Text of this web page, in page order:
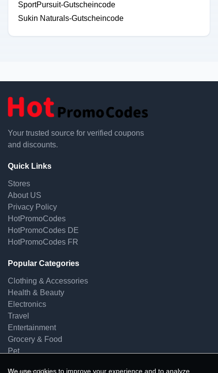
SportPursuit-Gutscheincode
Sukin Naturals-Gutscheincode
Your trusted source for verified coupons
and discounts.
Quick Links
Stores
About US
Privacy Policy
HotPromoCodes
HotPromoCodes DE
HotPromoCodes FR
Popular Categories
Clothing & Accessories
Health & Beauty
Electronics
Travel
Entertainment
Grocery & Food
Pet
We use cookies to improve your experience and to analyze